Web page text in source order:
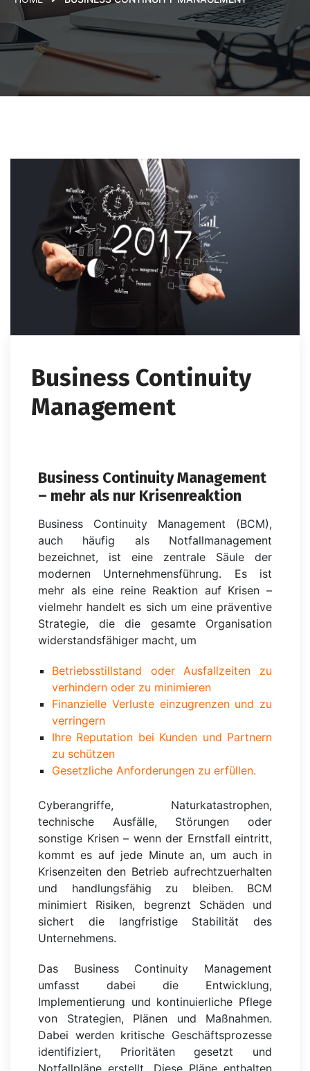
Business Continuity
Management
Business Continuity Management
– mehr als nur Krisenreaktion
Business Continuity Management (BCM),
auch häufig als Notfallmanagement
bezeichnet, ist eine zentrale Säule der
modernen Unternehmensführung. Es ist
mehr als eine reine Reaktion auf Krisen –
vielmehr handelt es sich um eine präventive
Strategie, die die gesamte Organisation
widerstandsfähiger macht, um
Betriebsstillstand oder Ausfallzeiten zu
verhindern oder zu minimieren
Finanzielle Verluste einzugrenzen und zu
verringern
Ihre Reputation bei Kunden und Partnern
zu schützen
Gesetzliche Anforderungen zu erfüllen.
Cyberangriffe, Naturkatastrophen,
technische Ausfälle, Störungen oder
sonstige Krisen – wenn der Ernstfall eintritt,
kommt es auf jede Minute an, um auch in
Krisenzeiten den Betrieb aufrechtzuerhalten
und handlungsfähig zu bleiben. BCM
minimiert Risiken, begrenzt Schäden und
sichert die langfristige Stabilität des
Unternehmens.
Das Business Continuity Management
umfasst dabei die Entwicklung,
Implementierung und kontinuierliche Pflege
von Strategien, Plänen und Maßnahmen.
Dabei werden kritische Geschäftsprozesse
identifiziert, Prioritäten gesetzt und